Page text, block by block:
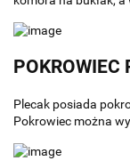
POKROWIEC
Plecak posiada
Pokrowiec można